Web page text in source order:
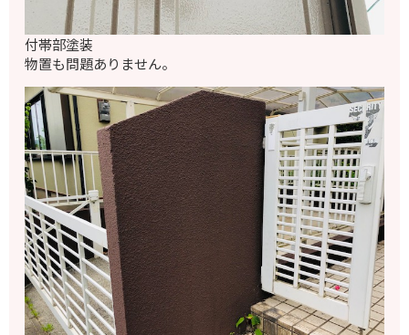
付帯部塗装
物置も問題ありません。